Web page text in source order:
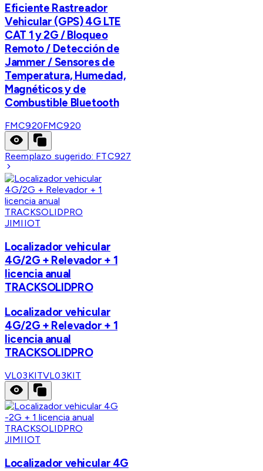
Eficiente Rastreador
Vehicular (GPS) 4G LTE
CAT 1 y 2G / Bloqueo
Remoto / Detección de
Jammer / Sensores de
Temperatura, Humedad,
Magnéticos y de
Combustible Bluetooth
FMC920FMC920
Reemplazo sugerido: FTC927
JIMIIOT
Localizador vehicular
4G/2G + Relevador + 1
licencia anual
TRACKSOLIDPRO
Localizador vehicular
4G/2G + Relevador + 1
licencia anual
TRACKSOLIDPRO
VL03KITVL03KIT
JIMIIOT
Localizador vehicular 4G